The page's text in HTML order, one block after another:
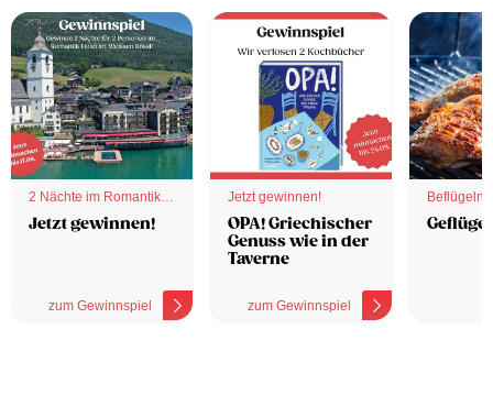
2 Nächte im Romantik
Hotel
Jetzt gewinnen!
zum Gewinnspiel
Jetzt gewinnen!
OPA! Griechischer
Genuss wie in der
Taverne
zum Gewinnspiel